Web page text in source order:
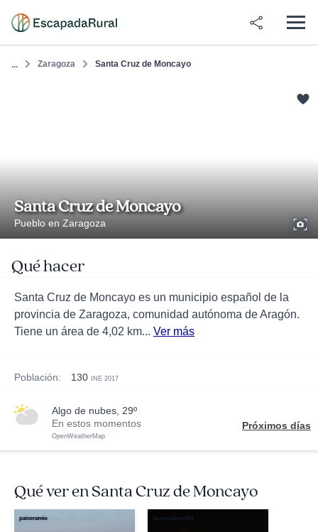
... Zaragoza Santa Cruz de Moncayo
Santa Cruz de Moncayo
Pueblo en Zaragoza
Qué hacer
Santa Cruz de Moncayo es un municipio español de la
provincia de Zaragoza, comunidad autónoma de Aragón.
Tiene un área de 4,02 km... Ver más
Población: 130 INE 2017
algo de nubes, 29º
En estos momentos
OpenWeatherMap
Próximos días
Qué ver en Santa Cruz de Moncayo
panoramio Jasongalvez503